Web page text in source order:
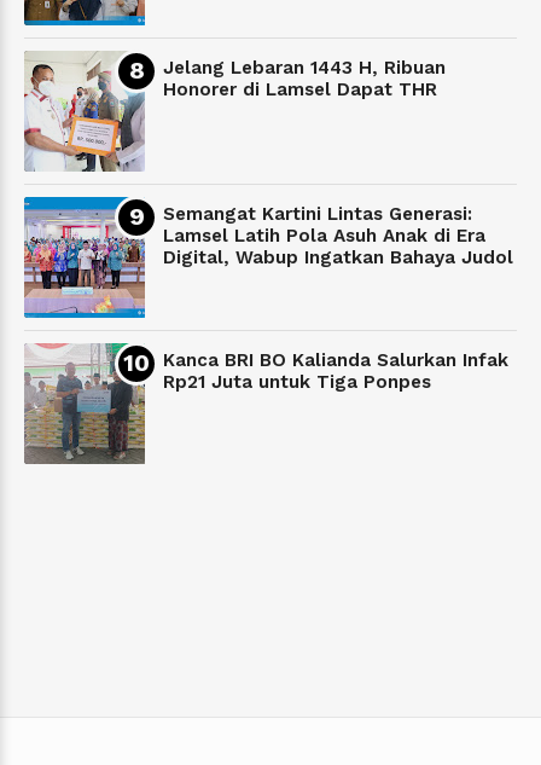
Jelang Lebaran 1443 H, Ribuan
Honorer di Lamsel Dapat THR
Semangat Kartini Lintas Generasi:
Lamsel Latih Pola Asuh Anak di Era
Digital, Wabup Ingatkan Bahaya Judol
Kanca BRI BO Kalianda Salurkan Infak
Rp21 Juta untuk Tiga Ponpes